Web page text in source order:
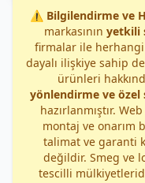
⚠️ Bilgilendirme ve
markasının yetkili
firmalar ile
dayalı ilişkiye sahip
ürünleri
yönlendirme ve
hazırlanmıştır.
montaj ve onarım
talimat ve garanti
değildir. Smeg ve
tescilli